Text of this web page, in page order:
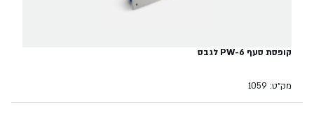
קופסת סעף PW-6 לגבס
מק״ט: 1059